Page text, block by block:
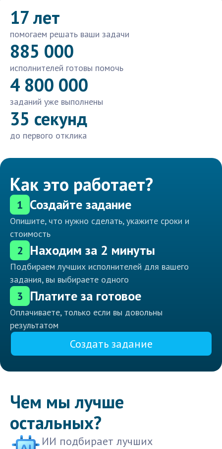
17 лет
помогаем решать ваши задачи
885 000
исполнителей готовы помочь
4 800 000
заданий уже выполнены
35 секунд
до первого отклика
Как это работает?
1 Создайте задание
Опишите, что нужно сделать, укажите сроки и
стоимость
2 Находим за 2 минуты
Подбираем лучших исполнителей для вашего
задания, вы выбираете одного
3 Платите за готовое
Оплачиваете, только если вы довольны
результатом
Создать задание
Чем мы лучше
остальных?
ИИ подбирает лучших